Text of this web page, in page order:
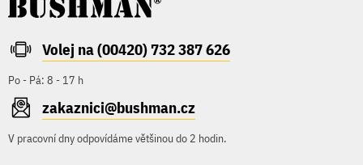
Volej na (00420) 732 387 626
Po - Pá: 8 - 17 h
zakaznici@bushman.cz
V pracovní dny odpovídáme většinou do 2 hodin.